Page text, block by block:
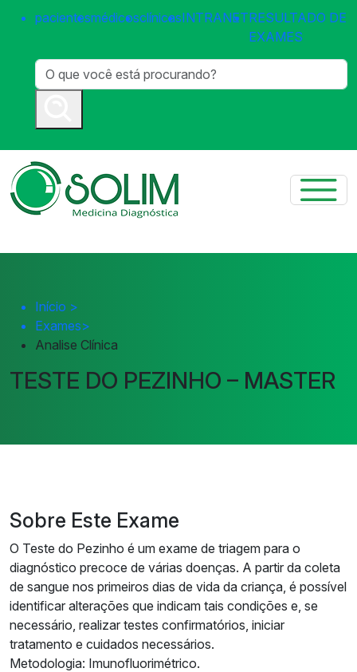
pacientesmédicosclínicasINTRANETRESULTADO DE
EXAMES
Início >
Exames>
Analise Clínica
TESTE DO PEZINHO – MASTER
Sobre Este Exame
O Teste do Pezinho é um exame de triagem para o
diagnóstico precoce de várias doenças. A partir da coleta
de sangue nos primeiros dias de vida da criança, é possível
identificar alterações que indicam tais condições e, se
necessário, realizar testes confirmatórios, iniciar
tratamento e cuidados necessários.
Metodologia: Imunofluorimétrico.